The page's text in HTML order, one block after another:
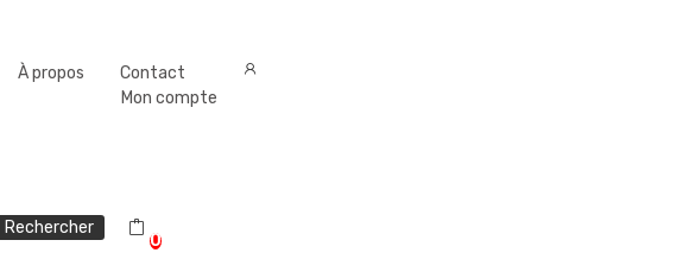
À propos
Contact
Mon compte
Rechercher
0